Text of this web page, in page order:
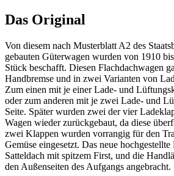
Das Original
Von diesem nach Musterblatt A2 des
gebauten Güterwagen wurden von 1910
Stück beschafft. Diesen Flachdachwagen
Handbremse und in zwei Varianten von
Zum einen mit je einer Lade- und
oder zum anderen mit je zwei Lade- und
Seite. Später wurden zwei der vier
Wagen wieder zurückgebaut, da diese
zwei Klappen wurden vorrangig für den
Gemüse eingesetzt. Das neue
Satteldach mit spitzem First, und die
den Außenseiten des Aufgangs angebracht.